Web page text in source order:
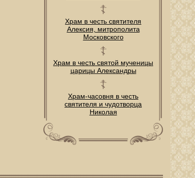
Храм в честь святителя
Алексия, митрополита
Московского
Храм в честь святой мученицы
царицы Александры
Храм-часовня в честь
святителя и чудотворца
Николая